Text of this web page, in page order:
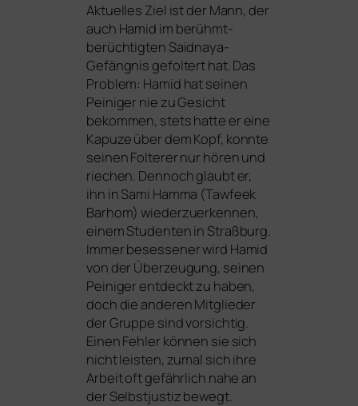
Aktuelles Ziel ist der Mann, der
auch Hamid im berühmt-
berüch­tig­ten Saidnaya-
Gefängnis gefol­tert hat. Das
Problem: Hamid hat sei­nen
Peiniger nie zu Gesicht
bekom­men, stets hat­te er eine
Kapuze über dem Kopf, konn­te
sei­nen Folterer nur hören und
rie­chen. Dennoch glaubt er,
ihn in Sami Hamma (Tawfeek
Barhom) wie­der­zu­er­ken­nen,
einem Studenten in Straßburg.
Immer beses­se­ner wird Hamid
von der Überzeugung, sei­nen
Peiniger ent­deckt zu haben,
doch die ande­ren Mitglieder
der Gruppe sind vor­sich­tig.
Einen Fehler kön­nen sie sich
nicht leis­ten, zumal sich ihre
Arbeit oft gefähr­lich nahe an
der Selbstjustiz bewegt.